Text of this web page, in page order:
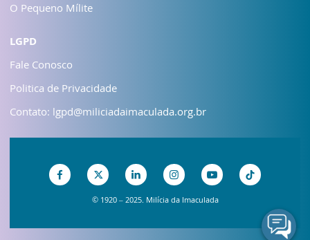
O Pequeno Mílite
LGPD
Fale Conosco
Politica de Privacidade
Contato: lgpd@miliciadaimaculada.org.br
© 1920 – 2025. Milícia da Imaculada